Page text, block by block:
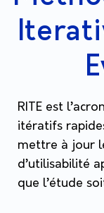
RITE est
itératifs
mettre à jour
d’utilisabilité
que l’étude